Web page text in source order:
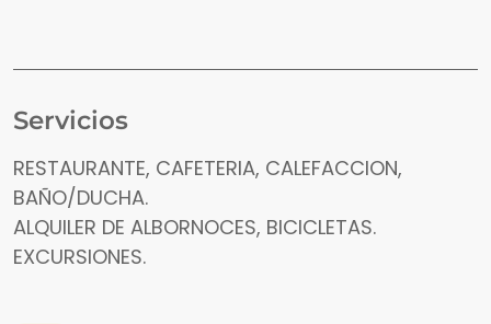
Servicios
RESTAURANTE, CAFETERIA, CALEFACCION,
BAÑO/DUCHA.
ALQUILER DE ALBORNOCES, BICICLETAS.
EXCURSIONES.